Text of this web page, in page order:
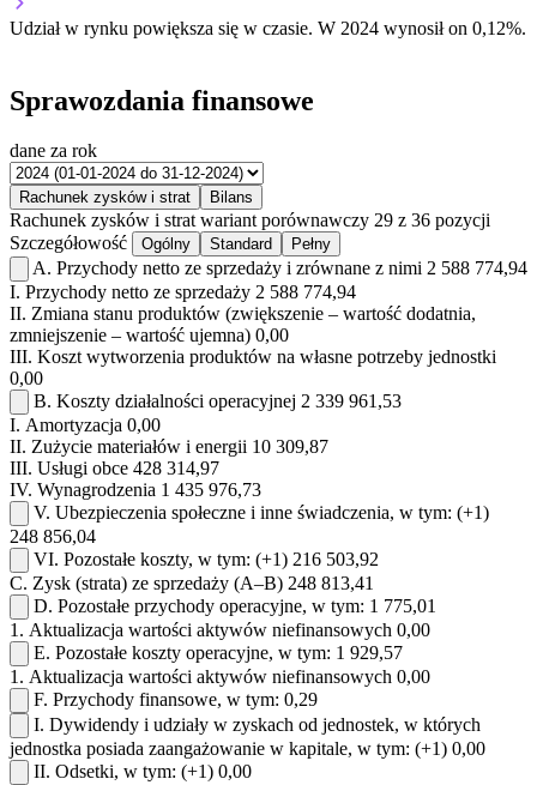
Udział w rynku powiększa się w czasie. W 2024 wynosił on 0,12%.
Sprawozdania finansowe
dane za rok
Rachunek zysków i strat Bilans
Rachunek zysków i strat wariant porównawczy 29 z 36 pozycji
Szczegółowość
Ogólny Standard Pełny
A. Przychody netto ze sprzedaży i zrównane z nimi 2 588 774,94
I. Przychody netto ze sprzedaży 2 588 774,94
II. Zmiana stanu produktów (zwiększenie – wartość dodatnia,
zmniejszenie – wartość ujemna) 0,00
III. Koszt wytworzenia produktów na własne potrzeby jednostki
0,00
B. Koszty działalności operacyjnej 2 339 961,53
I. Amortyzacja 0,00
II. Zużycie materiałów i energii 10 309,87
III. Usługi obce 428 314,97
IV. Wynagrodzenia 1 435 976,73
V. Ubezpieczenia społeczne i inne świadczenia, w tym: (+1)
248 856,04
VI. Pozostałe koszty, w tym: (+1) 216 503,92
C. Zysk (strata) ze sprzedaży (A–B) 248 813,41
D. Pozostałe przychody operacyjne, w tym: 1 775,01
1. Aktualizacja wartości aktywów niefinansowych 0,00
E. Pozostałe koszty operacyjne, w tym: 1 929,57
1. Aktualizacja wartości aktywów niefinansowych 0,00
F. Przychody finansowe, w tym: 0,29
I. Dywidendy i udziały w zyskach od jednostek, w których
jednostka posiada zaangażowanie w kapitale, w tym: (+1) 0,00
II. Odsetki, w tym: (+1) 0,00